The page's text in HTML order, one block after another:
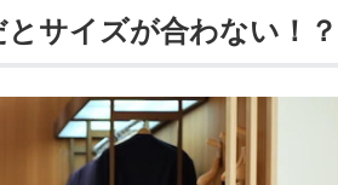
サイズが合わない！？